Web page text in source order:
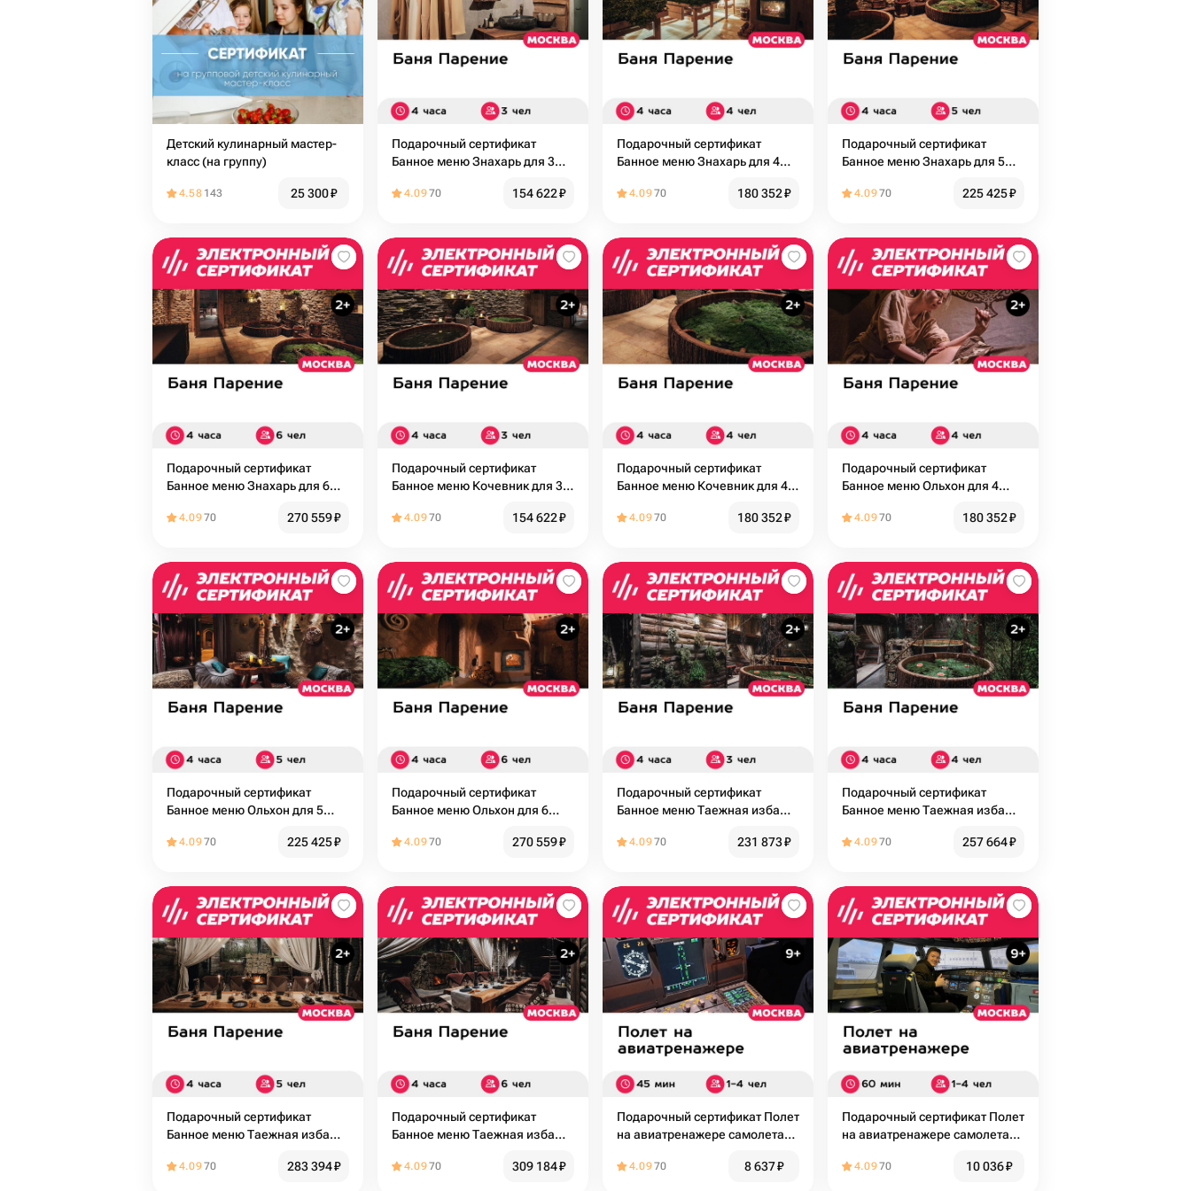
Детский кулинарный мастер-
класс (на группу)
4.58 143 25 300₽
Подарочный сертификат
Банное меню Знахарь для 3
4.0970 154 622₽
Подарочный сертификат
Банное меню Знахарь для 4
4.0970 180 352₽
Подарочный сертификат
Банное меню Знахарь для 5
4.0970 225 425₽
Подарочный сертификат
Банное меню Знахарь для 6
4.0970 270 559₽
Подарочный сертификат
Банное меню Кочевник для 3
4.0970 154 622₽
Подарочный сертификат
Банное меню Кочевник для 4
4.0970 180 352₽
Подарочный сертификат
Банное меню Ольхон для 4
4.0970 180 352₽
Подарочный сертификат
Банное меню Ольхон для 5
4.0970 225 425₽
Подарочный сертификат
Банное меню Ольхон для 6
4.0970 270 559₽
Подарочный сертификат
Банное меню Таежная изба
(Москва)
4.0970 231 873₽
Подарочный сертификат
Банное меню Таежная изба
(Москва)
4.0970 257 664₽
Подарочный сертификат
Банное меню Таежная изба
(Москва)
4.0970 283 394₽
Подарочный сертификат
Банное меню Таежная изба
(Москва)
4.0970 309 184₽
Подарочный сертификат Полет
на авиатренажере самолета
чел., будни
4.0970 8 637₽
Подарочный сертификат Полет
на авиатренажере самолета
чел., будни
4.0970 10 036₽